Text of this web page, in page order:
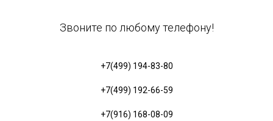
Звоните по любому телефону!
+7(499) 194-83-80
+7(499) 192-66-59
+7(916) 168-08-09